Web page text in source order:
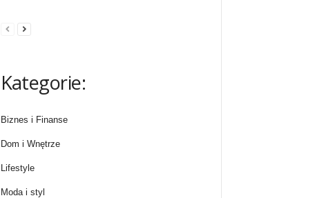
Kategorie:
Biznes i Finanse
Dom i Wnętrze
Lifestyle
Moda i styl